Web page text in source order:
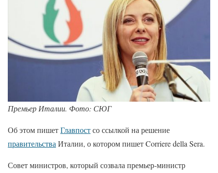
Премьер Италии. Фото: СЮГ
Об этом пишетГлавпостсо ссылкой на решение
правительства Италии, о котором пишет Corriere della Sera.
Совет министров, который созвала премьер-министр